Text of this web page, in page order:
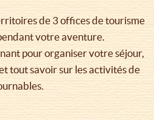
de 3 offices de tourisme
votre aventure.
pour organiser votre séjour,
tout savoir sur les activités de